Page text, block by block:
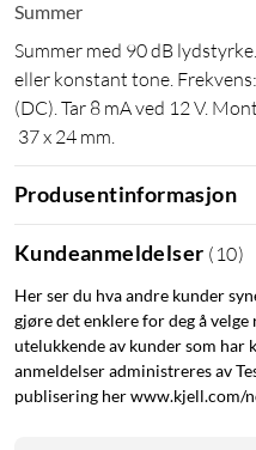
Summer
Summer med 90 dB
eller konstant tone.
(DC). Tar 8 mA ved 12 V.
37 x 24 mm.
Produsentinformasjon
Kundeanmeldelser ( 10)
Her ser du hva andre kunder
gjøre det enklere for deg å
utelukkende av kunder som
anmeldelser administreres av
publisering her www.kjell.com/